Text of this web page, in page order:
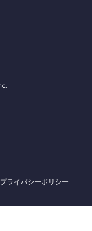
プライバシーポリシー